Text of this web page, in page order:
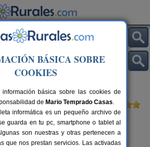
cerca de Jaraicejo
BÁSICA SOBRE
COOKIES
básica sobre las cookies de
de Mario Temprado Casas.
informática es un pequeño archivo de
guarda en tu pc, smartphone o tablet al
son nuestras y otras pertenecen a
que nos prestan servicios. Las activadas